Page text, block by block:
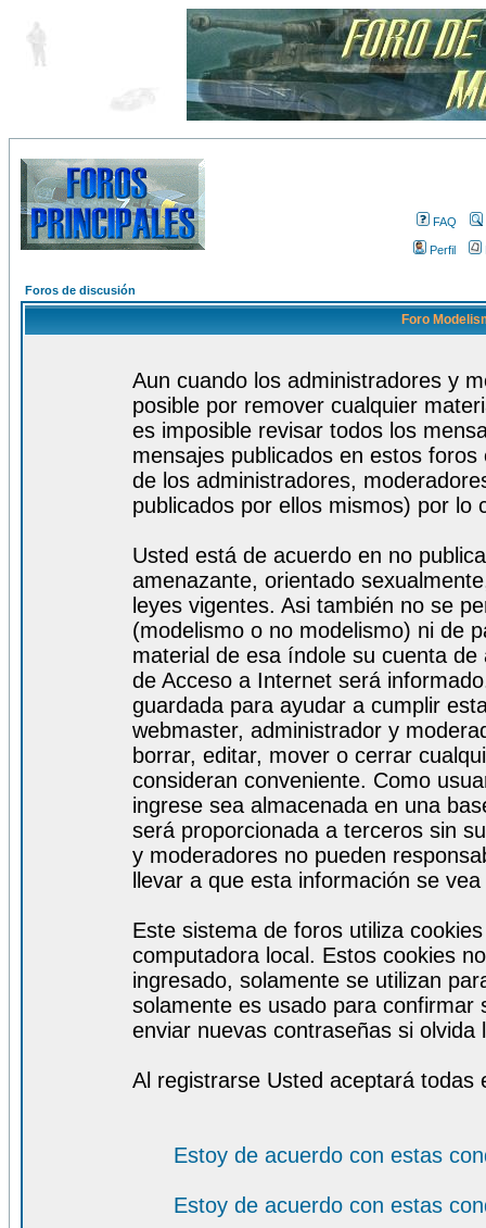
FAQ
Perfil
Foros de discusión
Foro
Aun cuando los administradores y
posible por remover cualquier
es imposible revisar todos los
mensajes publicados en estos
de los administradores,
publicados por ellos mismos) por lo
Usted está de acuerdo en no
amenazante, orientado
leyes vigentes. Asi también no se
(modelismo o no modelismo) ni de
material de esa índole su cuenta
de Acceso a Internet será
guardada para ayudar a cumplir
webmaster, administrador y
borrar, editar, mover o cerrar
consideran conveniente. Como
ingrese sea almacenada en una
será proporcionada a terceros sin
y moderadores no pueden
llevar a que esta información se
Este sistema de foros utiliza
computadora local. Estos cookies
ingresado, solamente se utilizan
solamente es usado para
enviar nuevas contraseñas si olvida
Al registrarse Usted aceptará todas
Estoy de acuerdo con estas
Estoy de acuerdo con estas